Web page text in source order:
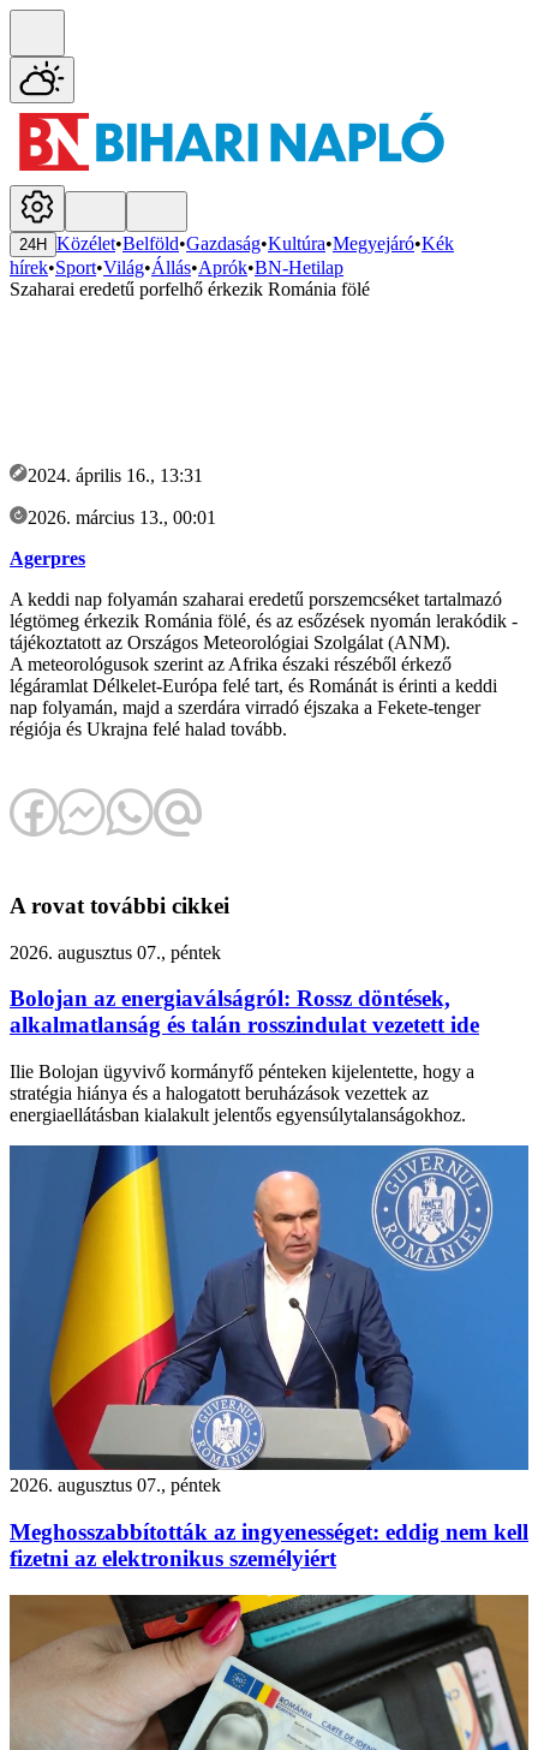
24H Közélet•Belföld•Gazdaság•Kultúra•Megyejáró•Kék
hírek•Sport•Világ•Állás•Aprók•BN-Hetilap
Szaharai eredetű porfelhő érkezik Románia fölé
2024. április 16., 13:31
2026. március 13., 00:01
Agerpres
A keddi nap folyamán szaharai eredetű porszemcséket tartalmazó
légtömeg érkezik Románia fölé, és az esőzések nyomán lerakódik -
tájékoztatott az Országos Meteorológiai Szolgálat (ANM).
A meteorológusok szerint az Afrika északi részéből érkező
légáramlat Délkelet-Európa felé tart, és Románát is érinti a keddi
nap folyamán, majd a szerdára virradó éjszaka a Fekete-tenger
régiója és Ukrajna felé halad tovább.
A rovat további cikkei
2026. augusztus 07., péntek
Bolojan az energiaválságról: Rossz döntések,
alkalmatlanság és talán rosszindulat vezetett ide
Ilie Bolojan ügyvivő kormányfő pénteken kijelentette, hogy a
stratégia hiánya és a halogatott beruházások vezettek az
energiaellátásban kialakult jelentős egyensúlytalanságokhoz.
2026. augusztus 07., péntek
Meghosszabbították az ingyenességet: eddig nem kell
fizetni az elektronikus személyiért